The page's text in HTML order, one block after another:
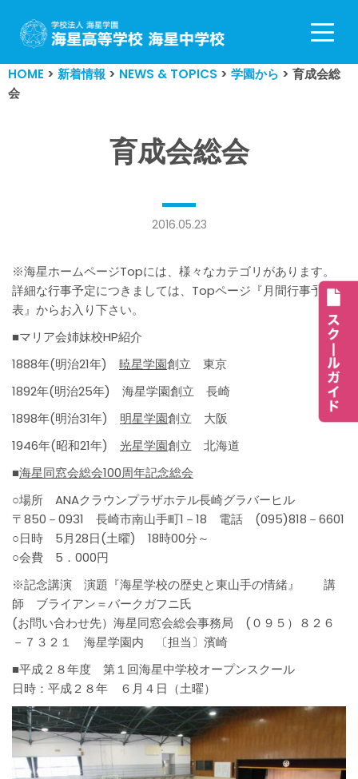
コ
ン
テ
ン
HOME > 新着情報 > NEWS & TOPICS > 学園から > 育成会総
会
育成会総会
2016.05.23
※海星ホームページTopには、様々なカテゴリがあります。
詳細な行事予定につきましては、Topページ『月間行事予定
表』からお入り下さい。
■マリア会姉妹校HP紹介
1888年(明治21年) 暁星学園創立 東京
1892年(明治25年) 海星学園創立 長崎
1898年(明治31年) 明星学園創立 大阪
1946年(昭和21年) 光星学園創立 北海道
■海星同窓会総会100周年記念総会
○場所 ANAクラウンプラザホテル長崎グラバーヒル
〒850－0931 長崎市南山手町1－18 電話 (095)818－6601
○日時 5月28日(土曜) 18時00分～
○会費 5．000円
※記念講演 演題『海星学校の歴史と東山手の情緒』 講
師 ブライアン＝バークガフニ氏
(お問い合わせ先）海星同窓会総会事務局 (０９５）８２６
－７３２１ 海星学園内 〔担当〕濱崎
■平成２８年度 第１回海星中学校オープンスクール
日時：平成２８年 ６月４日（土曜）